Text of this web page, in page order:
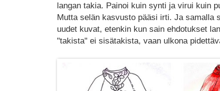
langan takia. Painoi kuin synti ja virui kuin
Mutta selän kasvusto pääsi irti. Ja samalla
uudet kuvat, etenkin kun sain ehdotukset
"takista" ei sisätakista, vaan ulkona